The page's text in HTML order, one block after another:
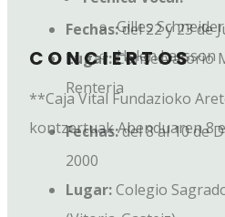
Fechas:del 22 y 23 de
Lugar:Conservatorio
Renteria
Fechas:del 8 al 10 de
2000
Lugar:Colegio
Gilles Schneider
Helen Larsson
CONCIERTOS
**Caja Vital Fundazioko
kontzertuak Abenduaren 8